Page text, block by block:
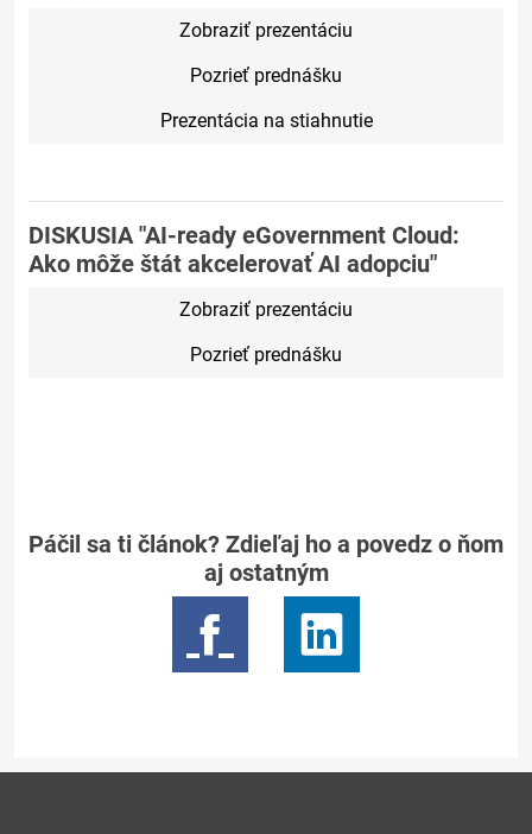
Zobraziť prezentáciu
Pozrieť prednášku
Prezentácia na stiahnutie
DISKUSIA "AI-ready eGovernment Cloud:
Ako môže štát akcelerovať AI adopciu"
Zobraziť prezentáciu
Pozrieť prednášku
Páčil sa ti článok? Zdieľaj ho a povedz o ňom
aj ostatným